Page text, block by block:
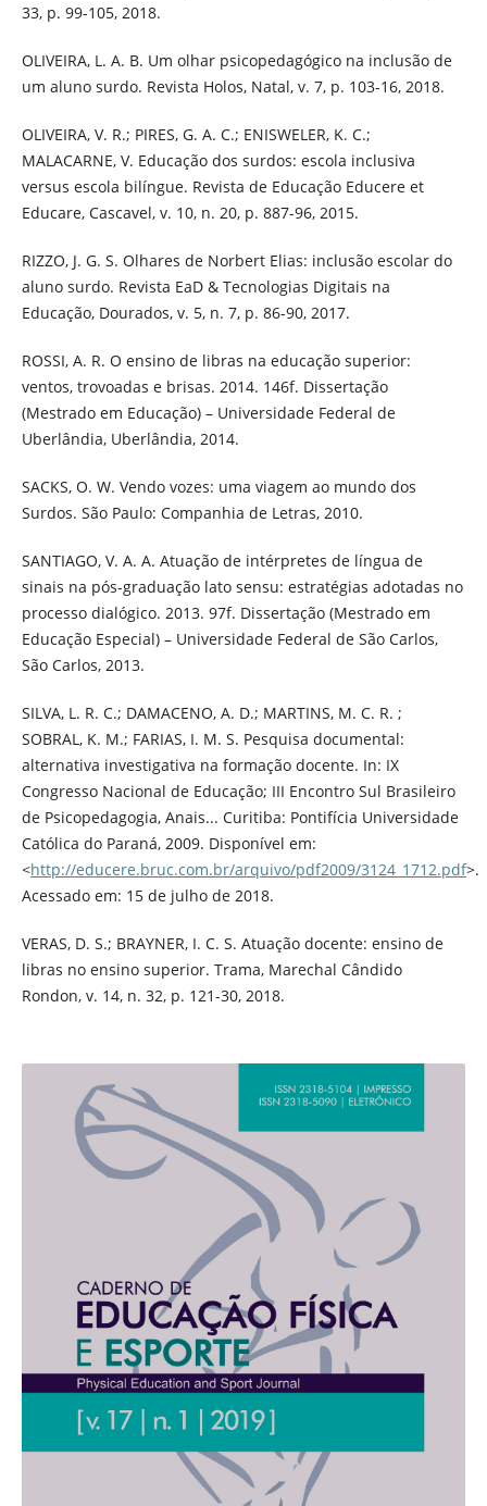
33, p. 99-105, 2018.
OLIVEIRA, L. A. B. Um olhar psicopedagógico na inclusão de
um aluno surdo. Revista Holos, Natal, v. 7, p. 103-16, 2018.
OLIVEIRA, V. R.; PIRES, G. A. C.; ENISWELER, K. C.;
MALACARNE, V. Educação dos surdos: escola inclusiva
versus escola bilíngue. Revista de Educação Educere et
Educare, Cascavel, v. 10, n. 20, p. 887-96, 2015.
RIZZO, J. G. S. Olhares de Norbert Elias: inclusão escolar do
aluno surdo. Revista EaD & Tecnologias Digitais na
Educação, Dourados, v. 5, n. 7, p. 86-90, 2017.
ROSSI, A. R. O ensino de libras na educação superior:
ventos, trovoadas e brisas. 2014. 146f. Dissertação
(Mestrado em Educação) – Universidade Federal de
Uberlândia, Uberlândia, 2014.
SACKS, O. W. Vendo vozes: uma viagem ao mundo dos
Surdos. São Paulo: Companhia de Letras, 2010.
SANTIAGO, V. A. A. Atuação de intérpretes de língua de
sinais na pós-graduação lato sensu: estratégias adotadas no
processo dialógico. 2013. 97f. Dissertação (Mestrado em
Educação Especial) – Universidade Federal de São Carlos,
São Carlos, 2013.
SILVA, L. R. C.; DAMACENO, A. D.; MARTINS, M. C. R. ;
SOBRAL, K. M.; FARIAS, I. M. S. Pesquisa documental:
alternativa investigativa na formação docente. In: IX
Congresso Nacional de Educação; III Encontro Sul Brasileiro
de Psicopedagogia, Anais... Curitiba: Pontifícia Universidade
Católica do Paraná, 2009. Disponível em:
<http://educere.bruc.com.br/arquivo/pdf2009/3124_1712.pdf>.
Acessado em: 15 de julho de 2018.
VERAS, D. S.; BRAYNER, I. C. S. Atuação docente: ensino de
libras no ensino superior. Trama, Marechal Cândido
Rondon, v. 14, n. 32, p. 121-30, 2018.